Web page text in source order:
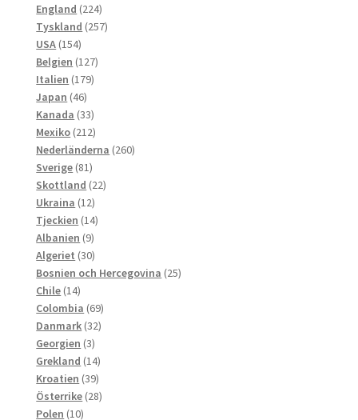
England 224224
produkter
Tyskland 257257
USA 154154
produkter
Belgien 127127
Italien 179179
Japan 4646
produkter
Kanada 3333
produkter
Mexiko 212212
produkter
Nederländerna 260260
Sverige 8181
produkter
Skottland 2222
Ukraina 1212
produkter
Tjeckien 1414
Albanien 99
produkter
Algeriet 3030
produkter
Bosnien och Hercegovina 2525
Chile 1414
produkter
Colombia 6969
produkter
Danmark 3232
Georgien 33
produkter
Grekland 1414
produkter
Kroatien 3939
produkter
Österrike 2828
Polen 1010